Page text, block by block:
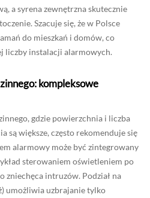
a syrena zewnętrzna skutecznie
Szacuje się, że w Polsce
do mieszkań i domów, co
liczby instalacji alarmowych.
kompleksowe
gdzie powierzchnia i liczba
są większe, często rekomenduje się
alarmowy może być zintegrowany
sterowaniem oświetleniem po
intruzów. Podział na
umożliwia uzbrajanie tylko